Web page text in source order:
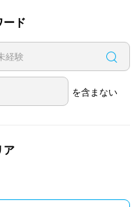
ード
を含まない
ア